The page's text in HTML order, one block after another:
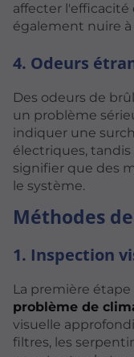
affecter l'efficacité
également nuire
4. Odeurs
Des odeurs de
un problème
indiquer une
électriques,
signifier que des
le système.
Méthodes
1. Inspection
La première
problème de
visuelle
filtres, les